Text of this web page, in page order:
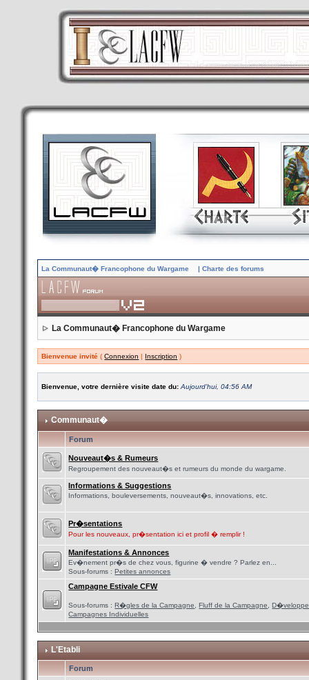
La Communaut� Francophone du Wargame | Charte des forums
La Communaut� Francophone du Wargame
Bienvenue invité (Connexion | Inscription )
Bienvenue, votre dernière visite date du:Aujourd'hui, 04:56 AM
Communaut�
Forum
Nouveaut�s & Rumeurs
Regroupement des nouveaut�s et rumeurs du monde du wargame.
Informations & Suggestions
Informations, bouleversements, nouveaut�s, innovations, etc.
Pr�sentations
Pour les nouveaux, pr�sentation ici et profil � remplir !
Manifestations & Annonces
Ev�nement pr�s de chez vous, figurine � vendre ? Parlez en...
Sous-forums :Petites annonces
Campagne Estivale CFW
Sous-forums :R�gles de la Campagne ,Fluff de la Campagne ,
Campagnes Individuelles
L'Etabli
Forum